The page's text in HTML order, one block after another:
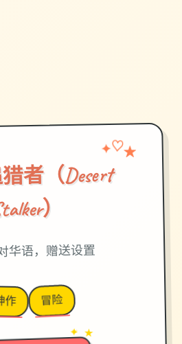
者（Desert
）
✦♡★
华语，赠送设置
作 冒险
→
✦ ★